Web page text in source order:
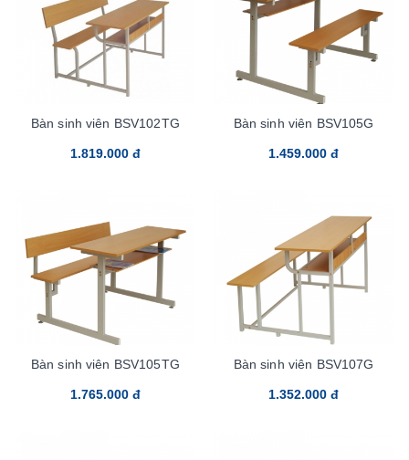
Bàn sinh viên BSV102TG
1.819.000 đ
Bàn sinh viên BSV105G
1.459.000 đ
Bàn sinh viên BSV105TG
1.765.000 đ
Bàn sinh viên BSV107G
1.352.000 đ